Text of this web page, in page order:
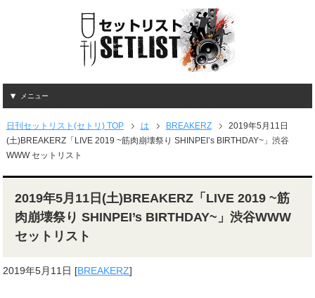
メニュー
日刊セットリスト(セトリ) TOP は BREAKERZ
2019年5月11日
(土)BREAKERZ「LIVE 2019 ~筋肉崩壊祭り SHINPEI’s BIRTHDAY~」渋谷
WWW セットリスト
2019年5月11日(土)BREAKERZ「LIVE 2019 ~筋
肉崩壊祭り SHINPEI’s BIRTHDAY~」渋谷WWW
セットリスト
2019年5月11日 [BREAKERZ]